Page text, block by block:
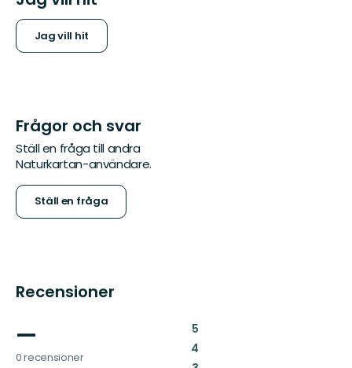
Jag vill hit
Frågor och svar
Ställ en fråga till andra
Naturkartan-användare.
Ställ en fråga
Recensioner
—
0 recensioner
5:
4: